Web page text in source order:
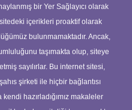
bir Yer Sağlayıcı olarak
içerikleri proaktif olarak
bulunmamaktadır. Ancak,
taşımakta olup, siteye
sayılırlar. Bu internet sitesi,
şirketi ile hiçbir bağlantısı
hazırladığımız makaleler